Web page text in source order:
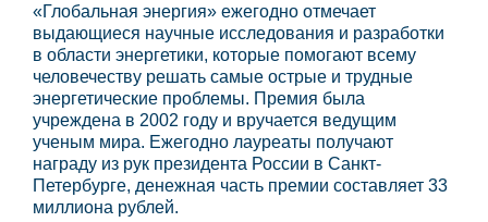
«Глобальная энергия» ежегодно отмечает
выдающиеся научные исследования и разработки
в области энергетики, которые помогают всему
человечеству решать самые острые и трудные
энергетические проблемы. Премия была
учреждена в 2002 году и вручается ведущим
ученым мира. Ежегодно лауреаты получают
награду из рук президента России в Санкт-
Петербурге, денежная часть премии составляет 33
миллиона рублей.